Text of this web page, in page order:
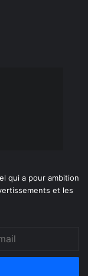
qui a pour ambition
et les